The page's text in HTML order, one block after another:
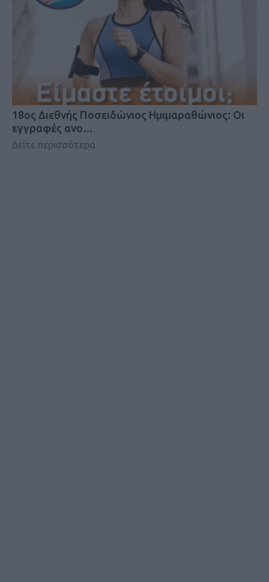
18oς Διεθνής Ποσειδώνιος Ημιμαραθώνιος: Οι
εγγραφές ανο…
Δείτε περισσότερα